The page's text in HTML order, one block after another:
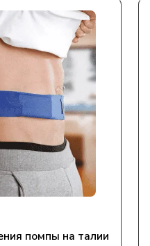
помпы на талии